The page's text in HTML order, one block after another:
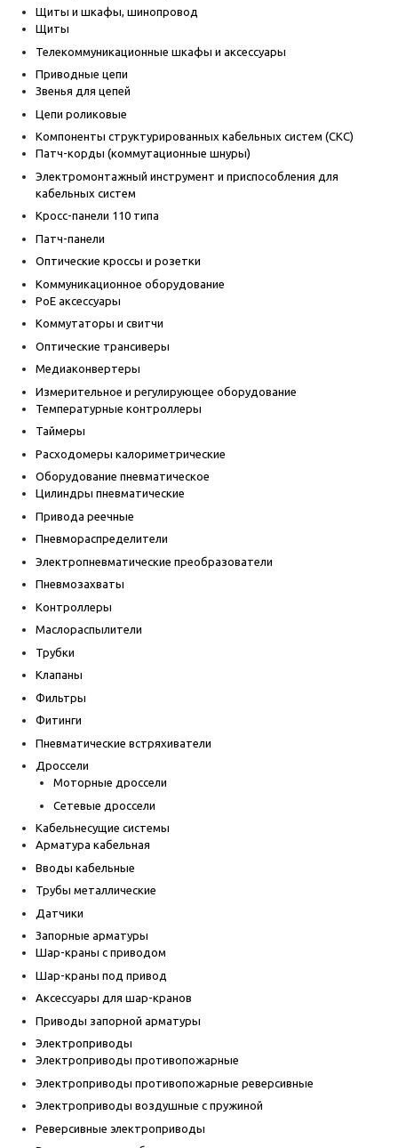
Щиты и шкафы, шинопровод
Щиты
Телекоммуникационные шкафы и аксессуары
Приводные цепи
Звенья для цепей
Цепи роликовые
Компоненты структурированных кабельных систем (СКС)
Патч-корды (коммутационные шнуры)
Электромонтажный инструмент и приспособления для
кабельных систем
Кросс-панели 110 типа
Патч-панели
Оптические кроссы и розетки
Коммуникационное оборудование
PoE аксессуары
Коммутаторы и свитчи
Оптические трансиверы
Медиаконвертеры
Измерительное и регулирующее оборудование
Температурные контроллеры
Таймеры
Расходомеры калориметрические
Оборудование пневматическое
Цилиндры пневматические
Привода реечные
Пневмораспределители
Электропневматические преобразователи
Пневмозахваты
Контроллеры
Маслораспылители
Трубки
Клапаны
Фильтры
Фитинги
Пневматические встряхиватели
Дроссели
Моторные дроссели
Сетевые дроссели
Кабельнесущие системы
Арматура кабельная
Вводы кабельные
Трубы металлические
Датчики
Запорные арматуры
Шар-краны с приводом
Шар-краны под привод
Аксессуары для шар-кранов
Приводы запорной арматуры
Электроприводы
Электроприводы противопожарные
Электроприводы противопожарные реверсивные
Электроприводы воздушные с пружиной
Реверсивные электроприводы